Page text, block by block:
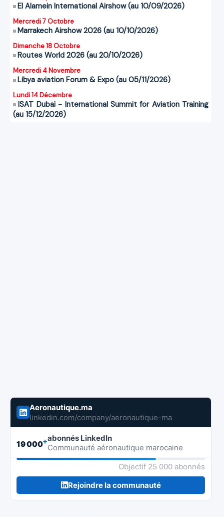
El Alamein International Airshow (au 10/09/2026)
Mercredi 7 Octobre
Marrakech Airshow 2026 (au 10/10/2026)
Dimanche 18 Octobre
Routes World 2026 (au 20/10/2026)
Mercredi 4 Novembre
Libya aviation Forum & Expo (au 05/11/2026)
Lundi 14 Décembre
ISAT Dubai - International Summit for Aviation Training
(au 15/12/2026)
Aeronautique.ma
linkedin.com/company/aeronautique-ma
19 000+abonnés LinkedIn
Communauté aéronautique marocaine
Objectif 25 000 abonnés
Rejoindre la communauté